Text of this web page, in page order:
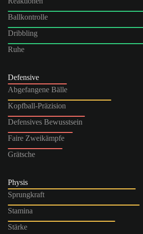
Ballkontrolle
Dribbling
Ruhe
Defensive
Abgefangene Bälle
Kopfball-Präzision
Defensives Bewusstsein
Faire Zweikämpfe
Grätsche
Physis
Sprungkraft
Stamina
Stärke